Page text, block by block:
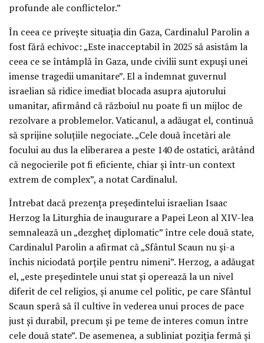
profunde ale conflictelor.”
În ceea ce privește situația din Gaza, Cardinalul Parolin a
fost fără echivoc: „Este inacceptabil în 2025 să asistăm la
ceea ce se întâmplă în Gaza, unde civilii sunt expuși unei
imense tragedii umanitare”. El a îndemnat guvernul
israelian să ridice imediat blocada asupra ajutorului
umanitar, afirmând că războiul nu poate fi un mijloc de
rezolvare a problemelor. Vaticanul, a adăugat el, continuă
să sprijine soluțiile negociate. „Cele două încetări ale
focului au dus la eliberarea a peste 140 de ostatici, arătând
că negocierile pot fi eficiente, chiar și într-un context
extrem de complex”, a notat Cardinalul.
Întrebat dacă prezența președintelui israelian Isaac
Herzog la Liturghia de inaugurare a Papei Leon al XIV-lea
semnalează un „dezgheț diplomatic” între cele două state,
Cardinalul Parolin a afirmat că „Sfântul Scaun nu și-a
închis niciodată porțile pentru nimeni”. Herzog, a adăugat
el, „este președintele unui stat și operează la un nivel
diferit de cel religios, și anume cel politic, pe care Sfântul
Scaun speră să îl cultive în vederea unui proces de pace
just și durabil, precum și pe teme de interes comun între
cele două state”. De asemenea, a subliniat poziția fermă și